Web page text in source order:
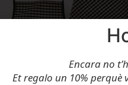
Encara no
Et regalo un 10% perquè